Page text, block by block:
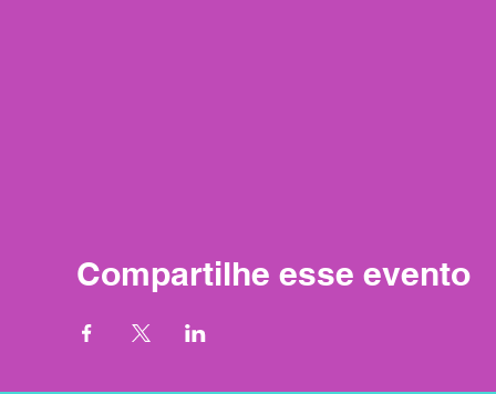
Compartilhe esse evento